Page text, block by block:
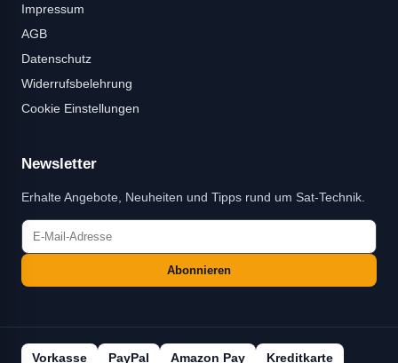
Impressum
AGB
Datenschutz
Widerrufsbelehrung
Cookie Einstellungen
Newsletter
Erhalte Angebote, Neuheiten und Tipps rund um Sat-Technik.
Abonnieren
Vorkasse PayPal Amazon Pay Kreditkarte